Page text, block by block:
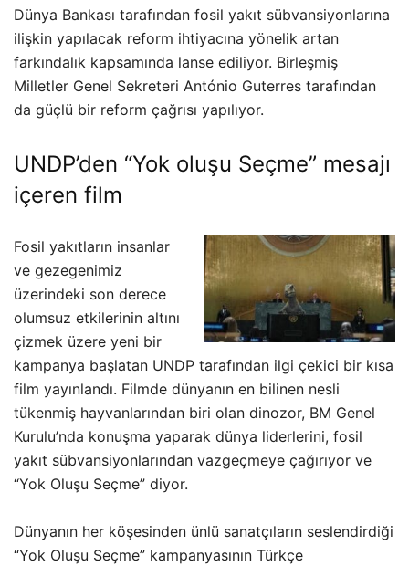
Dünya Bankası tarafından fosil yakıt sübvansiyonlarına
ilişkin yapılacak reform ihtiyacına yönelik artan
farkındalık kapsamında lanse ediliyor. Birleşmiş
Milletler Genel Sekreteri António Guterres tarafından
da güçlü bir reform çağrısı yapılıyor.
UNDP’den “Yok oluşu Seçme” mesajı
içeren film
Fosil yakıtların insanlar
ve gezegenimiz
üzerindeki son derece
olumsuz etkilerinin altını
çizmek üzere yeni bir
kampanya başlatan UNDP tarafından ilgi çekici bir kısa
film yayınlandı. Filmde dünyanın en bilinen nesli
tükenmiş hayvanlarından biri olan dinozor, BM Genel
Kurulu’nda konuşma yaparak dünya liderlerini, fosil
yakıt sübvansiyonlarından vazgeçmeye çağırıyor ve
“Yok Oluşu Seçme” diyor.
Dünyanın her köşesinden ünlü sanatçıların seslendirdiği
“Yok Oluşu Seçme” kampanyasının Türkçe